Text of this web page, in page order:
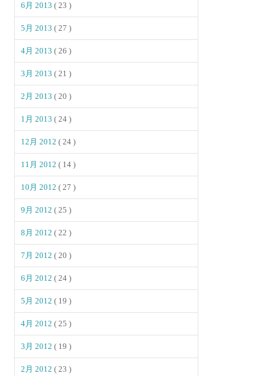
6月 2013( 23 )
5月 2013( 27 )
4月 2013( 26 )
3月 2013( 21 )
2月 2013( 20 )
1月 2013( 24 )
12月 2012( 24 )
11月 2012( 14 )
10月 2012( 27 )
9月 2012( 25 )
8月 2012( 22 )
7月 2012( 20 )
6月 2012( 24 )
5月 2012( 19 )
4月 2012( 25 )
3月 2012( 19 )
2月 2012( 23 )